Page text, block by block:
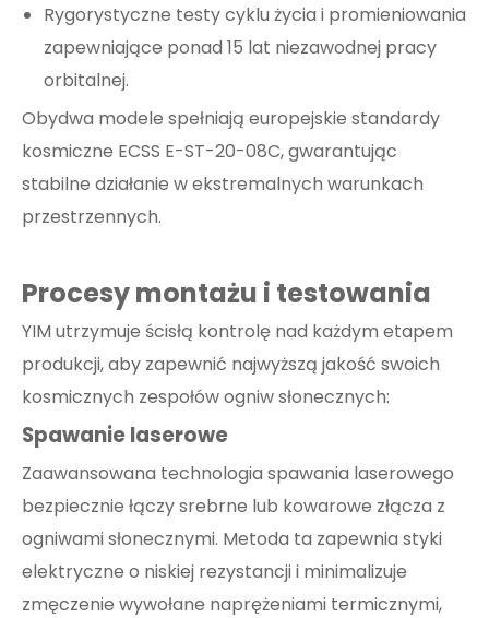
Rygorystyczne testy cyklu życia i promieniowania
zapewniające ponad 15 lat niezawodnej pracy
orbitalnej.
Obydwa modele spełniają europejskie standardy
kosmiczne ECSS E-ST-20-08C, gwarantując
stabilne działanie w ekstremalnych warunkach
przestrzennych.
Procesy montażu i testowania
YIM utrzymuje ścisłą kontrolę nad każdym etapem
produkcji, aby zapewnić najwyższą jakość swoich
kosmicznych zespołów ogniw słonecznych:
Spawanie laserowe
Zaawansowana technologia spawania laserowego
bezpiecznie łączy srebrne lub kowarowe złącza z
ogniwami słonecznymi. Metoda ta zapewnia styki
elektryczne o niskiej rezystancji i minimalizuje
zmęczenie wywołane naprężeniami termicznymi,